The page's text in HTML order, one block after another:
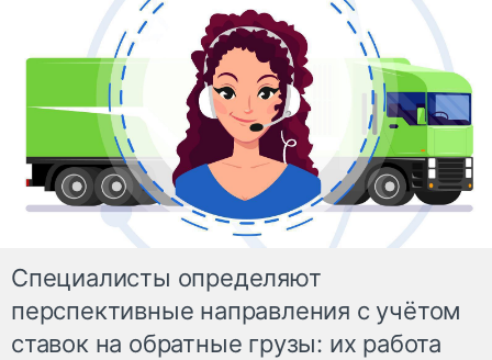
Специалисты определяют
перспективные направления с учётом
ставок на обратные грузы: их работа